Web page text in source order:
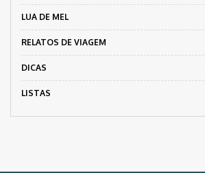
LUA DE MEL
RELATOS DE VIAGEM
DICAS
LISTAS